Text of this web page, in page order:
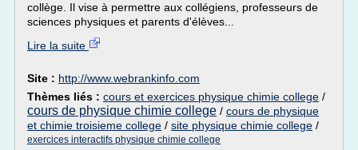
collège. Il vise à permettre aux collégiens, professeurs de
sciences physiques et parents d'élèves...
Lire la suite
Site : http://www.webrankinfo.com
Thèmes liés : cours et exercices physique chimie college /
cours de physique chimie college / cours de physique
et chimie troisieme college / site physique chimie college /
exercices interactifs physique chimie college